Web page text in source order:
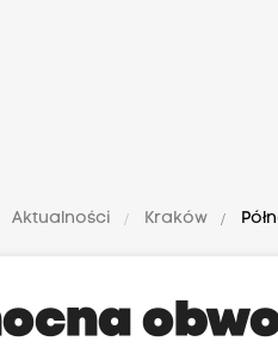
Aktualności Kraków